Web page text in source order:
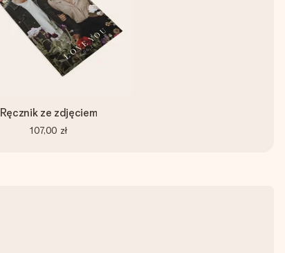
Ręcznik ze zdjęciem
107,00 zł